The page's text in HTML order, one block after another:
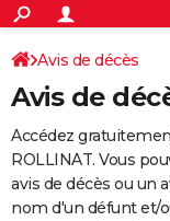
ACTUALITÉS
Politique
Société
Faits Divers
Education
Monde
Villes
+
SPORT
Coupe du monde
Football
Tennis
Cyclisme
Rugby
Forum
Programme TV
TNT
Streaming
Cinéma
Sorties cinéma
Musique
+
FINANCE
Retraite
Epargne
Immobilier
Risques naturels par
Banque
Assurance
AUTO
Avis de décès
Avis de
Accédez
ROLLINAT. Vous
avis de décès ou un
nom d'un défunt et/